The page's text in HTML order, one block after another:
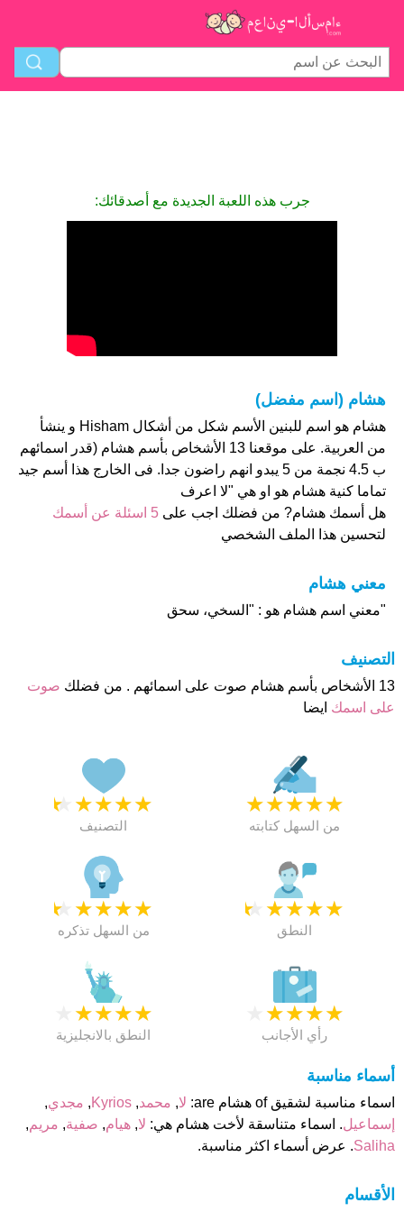
جرب هذه اللعبة الجديدة مع أصدقائك:
هشام (اسم مفضل)
هشام هو اسم للبنين الأسم شكل من أشكال Hisham و ينشأ
من العربية. على موقعنا 13 الأشخاص بأسم هشام (قدر اسمائهم
ب 4.5 نجمة من 5 يبدو انهم راضون جدا. فى الخارج هذا أسم جيد
تماما كنية هشام هو او هي "لا اعرف
هل أسمك هشام? من فضلك اجب على 5 اسئلة عن أسمك
لتحسين هذا الملف الشخصي
معني هشام
"معني اسم هشام هو : "السخي، سحق
التصنيف
13 الأشخاص بأسم هشام صوت على اسمائهم . من فضلك
صوت
على اسمك ايضا
★
★
★
★
★
التصنيف
★
★
★
★
★
من السهل كتابته
★
★
★
★
★
من السهل تذكره
★
★
★
★
★
النطق
★
★
★
★
النطق بالانجليزية
★
★
★
★
رأي الأجانب
أسماء مناسبة
اسماء مناسبة لشقيق of هشام are: لا, محمد,
Kyrios
, مجدي,
إسماعيل. اسماء متناسقة لأخت هشام هي: لا, هيام, صفية, مريم,
Saliha. عرض أسماء اكثر مناسبة.
الأقسام